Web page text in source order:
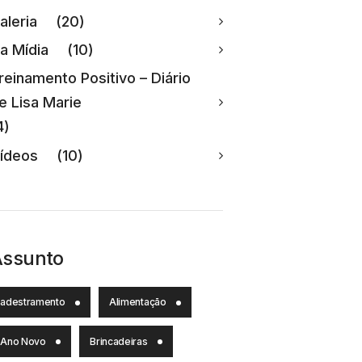
(20)
Mídia
(10)
Positivo – Diário
Lisa Marie
(10)
adestramento Alimentação
Ano Novo Brincadeiras